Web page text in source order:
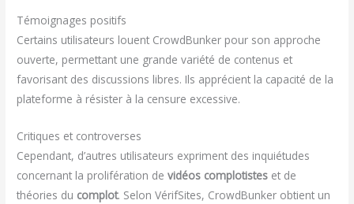
Témoignages positifs
Certains utilisateurs louent CrowdBunker pour son approche
ouverte, permettant une grande variété de contenus et
favorisant des discussions libres. Ils apprécient la capacité de la
plateforme à résister à la censure excessive.
Critiques et controverses
Cependant, d’autres utilisateurs expriment des inquiétudes
concernant la prolifération devidéos complotistes et de
théories du complot. Selon VérifSites, CrowdBunker obtient un